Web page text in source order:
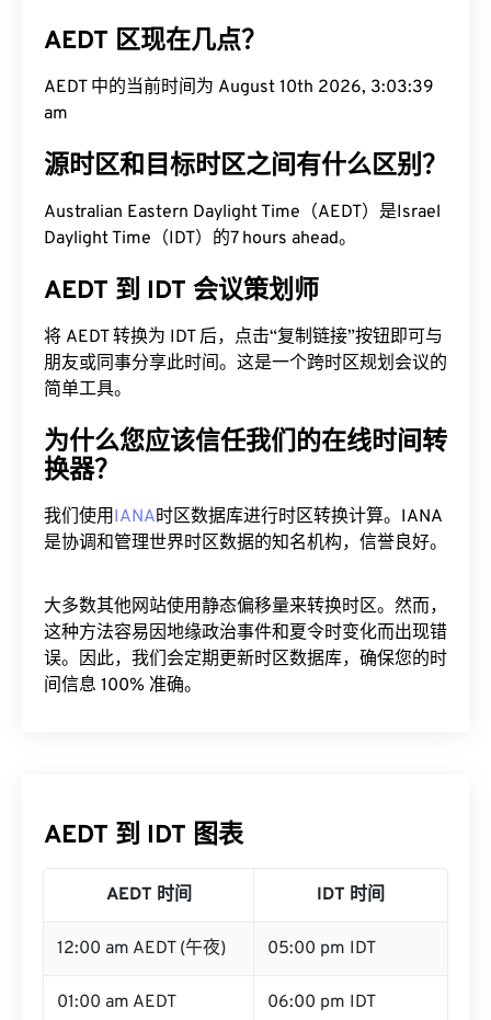
AEDT 区现在几点？
AEDT 中的当前时间为 August 10th 2026, 3:03:40
am
源时区和目标时区之间有什么区别？
Australian Eastern Daylight Time（AEDT）是Israel
Daylight Time（IDT）的7 hours ahead。
AEDT 到 IDT 会议策划师
将 AEDT 转换为 IDT 后，点击“复制链接”按钮即可与
朋友或同事分享此时间。这是一个跨时区规划会议的
简单工具。
为什么您应该信任我们的在线时间转
换器？
我们使用IANA时区数据库进行时区转换计算。IANA
是协调和管理世界时区数据的知名机构，信誉良好。
大多数其他网站使用静态偏移量来转换时区。然而，
这种方法容易因地缘政治事件和夏令时变化而出现错
误。因此，我们会定期更新时区数据库，确保您的时
间信息 100% 准确。
AEDT 到 IDT 图表
AEDT 时间 IDT 时间
12:00 am AEDT (午夜) 05:00 pm IDT
01:00 am AEDT 06:00 pm IDT